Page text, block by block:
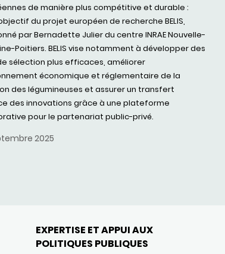
de manière plus compétitive et durable :
du projet européen de recherche BELIS,
par Bernadette Julier du centre INRAE Nouvelle-
Poitiers. BELIS vise notamment à développer des
sélection plus efficaces, améliorer
économique et réglementaire de la
des légumineuses et assurer un transfert
des innovations grâce à une plateforme
pour le partenariat public-privé.
2025
EXPERTISE ET APPUI AUX
POLITIQUES PUBLIQUES